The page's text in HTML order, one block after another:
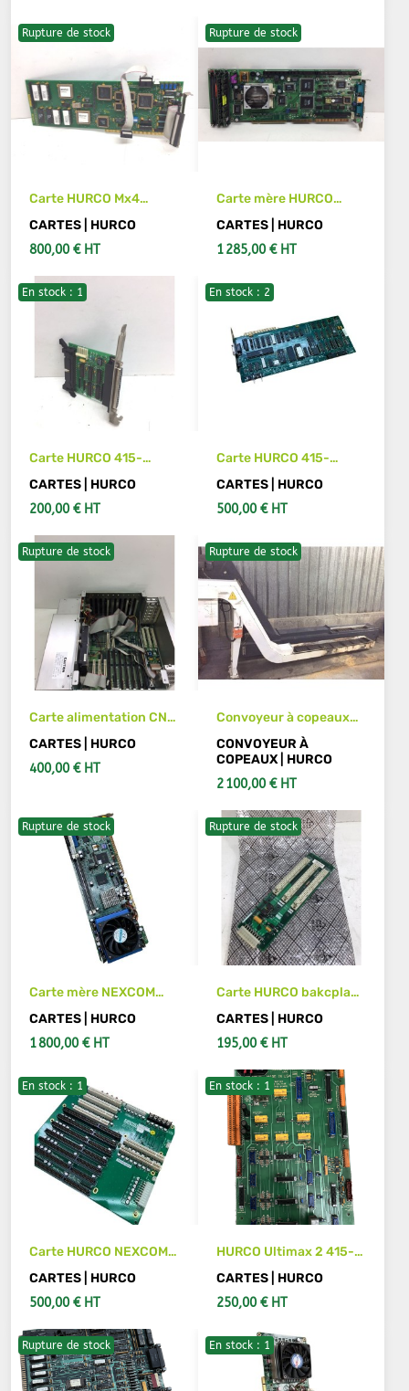
AJOUTER AU PANIER VOIR LES DÉTAILS
Rupture de stock
Carte HURCO Mx4
cnC++ PB7404I00
CARTES | HURCO
800,00 € HT
VOIR LES DÉTAILS
Rupture de stock
Carte mère HURCO
LMB-680P
CARTES | HURCO
1 285,00 € HT
VOIR LES DÉTAILS
En stock : 1
Carte HURCO 415-
0606-902
CARTES | HURCO
200,00 € HT
AJOUTER AU PANIER
En stock : 2
Carte HURCO 415-
0605-903
CARTES | HURCO
500,00 € HT
AJOUTER AU PANIER
Rupture de stock
Carte alimentation CN
HURCO VMX 40
CARTES | HURCO
400,00 € HT
VOIR LES DÉTAILS
Rupture de stock
Convoyeur à copeaux
pour centre usinage
HURCO VMX
CONVOYEUR À
COPEAUX | HURCO
2 100,00 € HT
VOIR LES DÉTAILS
Rupture de stock
Carte mère NEXCOM
HURCO PEAK715VL-HT-
HC
CARTES | HURCO
1 800,00 € HT
VOIR LES DÉTAILS
Rupture de stock
Carte HURCO bakcplane
415-0602-903 REV B
CARTES | HURCO
195,00 € HT
VOIR LES DÉTAILS
En stock : 1
Carte HURCO NEXCOM
NBP1104 4BN01104A1
REV A
CARTES | HURCO
500,00 € HT
AJOUTER AU PANIER
En stock : 1
HURCO Ultimax 2 415-
0224-003 Control Relay
Carte
CARTES | HURCO
250,00 € HT
AJOUTER AU PANIER
Rupture de stock En stock : 1